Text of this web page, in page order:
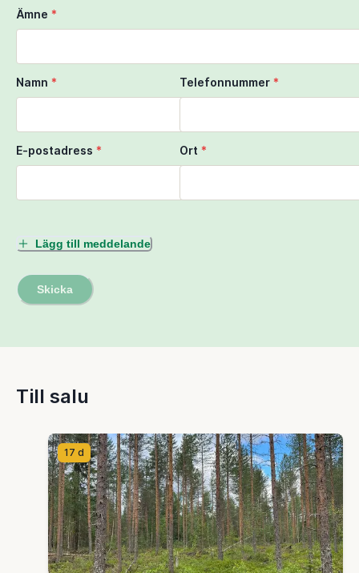
Ämne *
Namn * Telefonnummer *
E-postadress * Ort *
Lägg till meddelande
Skicka
Till salu
17 d